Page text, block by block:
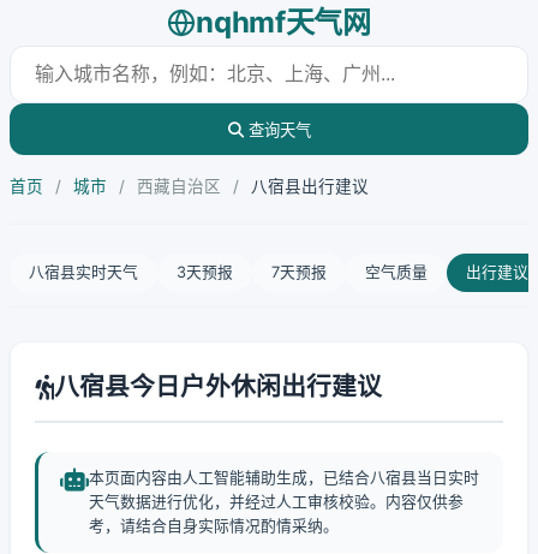
nqhmf天气网
查询天气
首页 / 城市 / 西藏自治区 / 八宿县出行建议
八宿县实时天气 3天预报 7天预报 空气质量 出行建议
八宿县今日户外休闲出行建议
本页面内容由人工智能辅助生成，已结合八宿县当日实时
天气数据进行优化，并经过人工审核校验。内容仅供参
考，请结合自身实际情况酌情采纳。